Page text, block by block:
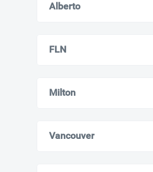
Alberto
FLN
Milton
Vancouver